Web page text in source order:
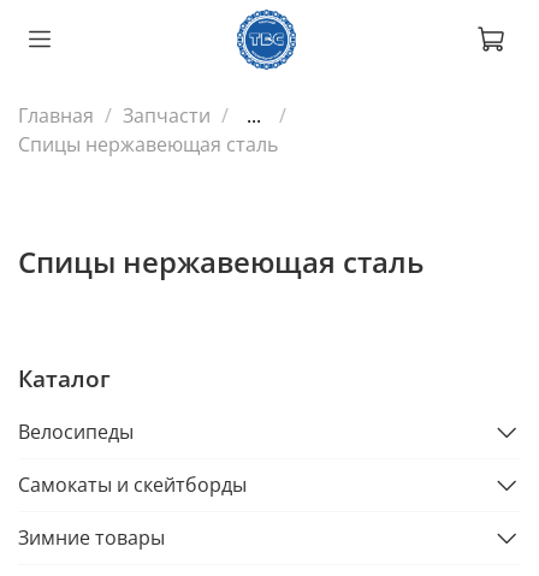
Главная Запчасти
...
Спицы нержавеющая сталь
Спицы нержавеющая сталь
Каталог
Велосипеды
Самокаты и скейтборды
Зимние товары